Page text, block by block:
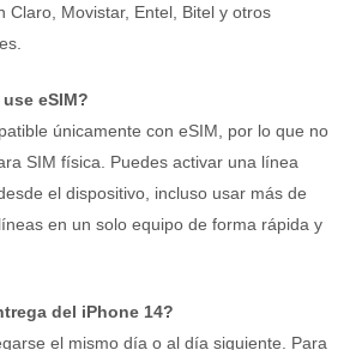
Claro, Movistar, Entel, Bitel y otros
eSIM?
únicamente con eSIM, por lo que no
SIM física. Puedes activar una línea
el dispositivo, incluso usar más de
en un solo equipo de forma rápida y
del iPhone 14?
el mismo día o al día siguiente. Para